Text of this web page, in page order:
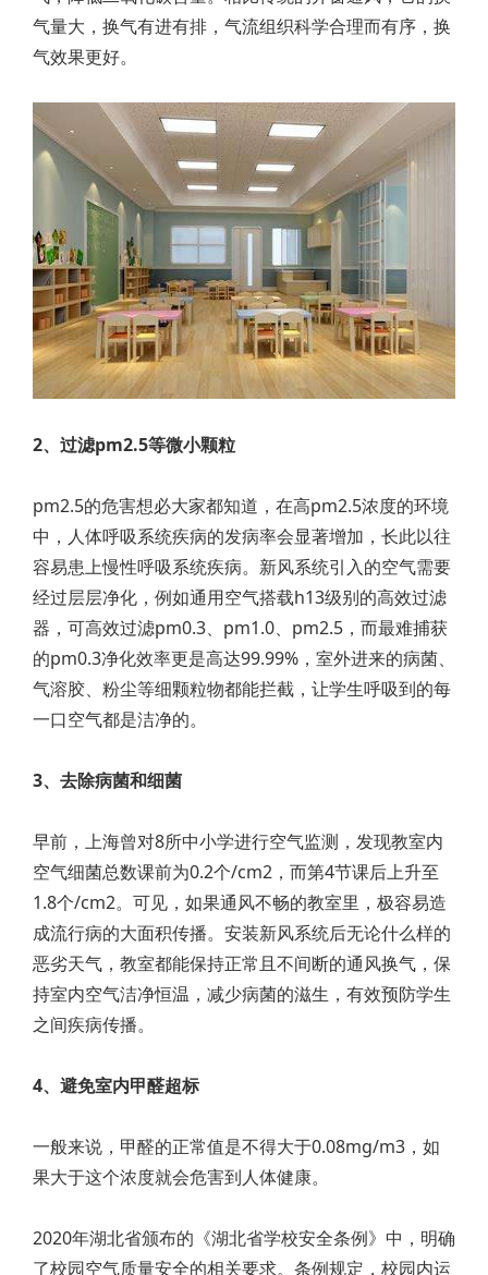
气量大，换气有进有排，气流组织科学合理而有序，换
气效果更好。
2、过滤pm2.5等微小颗粒
pm2.5的危害想必大家都知道，在高pm2.5浓度的环境
中，人体呼吸系统疾病的发病率会显著增加，长此以往
容易患上慢性呼吸系统疾病。新风系统引入的空气需要
经过层层净化，例如通用空气搭载h13级别的高效过滤
器，可高效过滤pm0.3、pm1.0、pm2.5，而最难捕获
的pm0.3净化效率更是高达99.99%，室外进来的病菌、
气溶胶、粉尘等细颗粒物都能拦截，让学生呼吸到的每
一口空气都是洁净的。
3、去除病菌和细菌
早前，上海曾对8所中小学进行空气监测，发现教室内
空气细菌总数课前为0.2个/cm2，而第4节课后上升至
1.8个/cm2。可见，如果通风不畅的教室里，极容易造
成流行病的大面积传播。安装新风系统后无论什么样的
恶劣天气，教室都能保持正常且不间断的通风换气，保
持室内空气洁净恒温，减少病菌的滋生，有效预防学生
之间疾病传播。
4、避免室内甲醛超标
一般来说，甲醛的正常值是不得大于0.08mg/m3，如
果大于这个浓度就会危害到人体健康。
2020年湖北省颁布的《湖北省学校安全条例》中，明确
了校园空气质量安全的相关要求。条例规定，校园内运